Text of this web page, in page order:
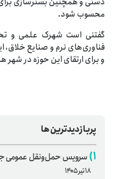
محسوب شود.
گفتنی است شهرک علمی و
فناوری‌های نرم و صنایع خلاق،
و برای ارتقای این حوزه در شهر
پربازدیدترین‌ها
سرویس حمل‌ونقل عمومی جدید